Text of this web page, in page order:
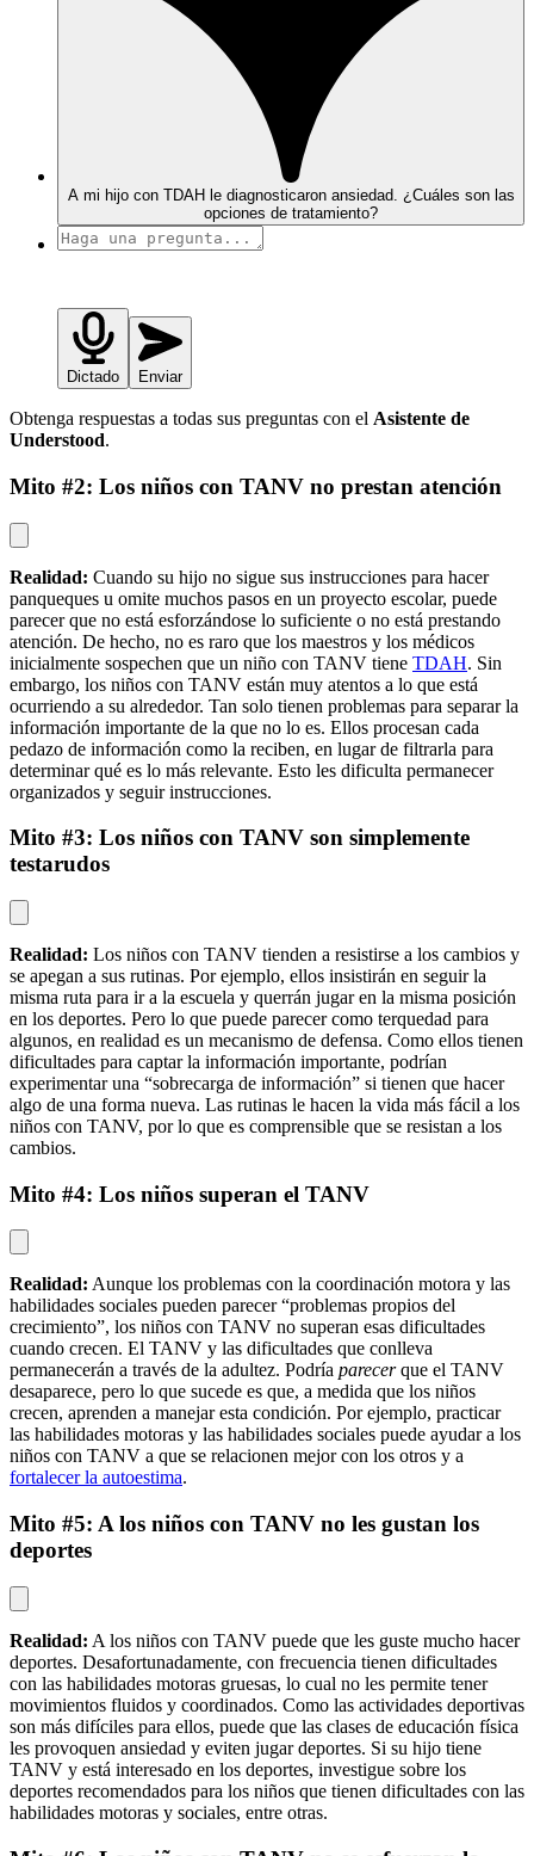
A mi hijo con TDAH le diagnosticaron ansiedad. ¿Cuáles son las
opciones de tratamiento?
Dictado Enviar
Obtenga respuestas a todas sus preguntas con el Asistente de
Understood.
Mito #2: Los niños con TANV no prestan atención
Realidad: Cuando su hijo no sigue sus instrucciones para hacer
panqueques u omite muchos pasos en un proyecto escolar, puede
parecer que no está esforzándose lo suficiente o no está prestando
atención. De hecho, no es raro que los maestros y los médicos
inicialmente sospechen que un niño con TANV tiene TDAH. Sin
embargo, los niños con TANV están muy atentos a lo que está
ocurriendo a su alrededor. Tan solo tienen problemas para separar la
información importante de la que no lo es. Ellos procesan cada
pedazo de información como la reciben, en lugar de filtrarla para
determinar qué es lo más relevante. Esto les dificulta permanecer
organizados y seguir instrucciones.
Mito #3: Los niños con TANV son simplemente
testarudos
Realidad: Los niños con TANV tienden a resistirse a los cambios y
se apegan a sus rutinas. Por ejemplo, ellos insistirán en seguir la
misma ruta para ir a la escuela y querrán jugar en la misma posición
en los deportes. Pero lo que puede parecer como terquedad para
algunos, en realidad es un mecanismo de defensa. Como ellos tienen
dificultades para captar la información importante, podrían
experimentar una “sobrecarga de información” si tienen que hacer
algo de una forma nueva. Las rutinas le hacen la vida más fácil a los
niños con TANV, por lo que es comprensible que se resistan a los
cambios.
Mito #4: Los niños superan el TANV
Realidad: Aunque los problemas con la coordinación motora y las
habilidades sociales pueden parecer “problemas propios del
crecimiento”, los niños con TANV no superan esas dificultades
cuando crecen. El TANV y las dificultades que conlleva
permanecerán a través de la adultez. Podría parecerque el TANV
desaparece, pero lo que sucede es que, a medida que los niños
crecen, aprenden a manejar esta condición. Por ejemplo, practicar
las habilidades motoras y las habilidades sociales puede ayudar a los
niños con TANV a que se relacionen mejor con los otros y a
fortalecer la autoestima.
Mito #5: A los niños con TANV no les gustan los
deportes
Realidad: A los niños con TANV puede que les guste mucho hacer
deportes. Desafortunadamente, con frecuencia tienen dificultades
con las habilidades motoras gruesas, lo cual no les permite tener
movimientos fluidos y coordinados. Como las actividades deportivas
son más difíciles para ellos, puede que las clases de educación física
les provoquen ansiedad y eviten jugar deportes. Si su hijo tiene
TANV y está interesado en los deportes, investigue sobre los
deportes recomendados para los niños que tienen dificultades con las
habilidades motoras y sociales, entre otras.